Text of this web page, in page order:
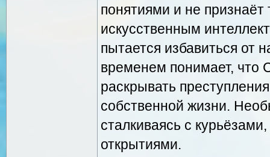
понятиями и не признаёт
искусственным
пытается избавиться от
временем понимает, что
раскрывать
собственной жизни.
сталкиваясь с
открытиями.